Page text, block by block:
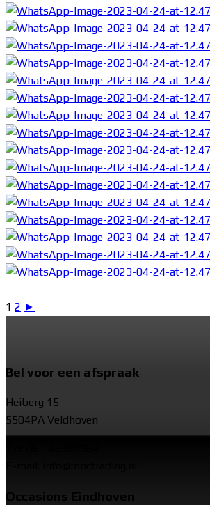
1 2 ►
Bel voor een afspraak
Heiberg 15
5504PA Veldhoven